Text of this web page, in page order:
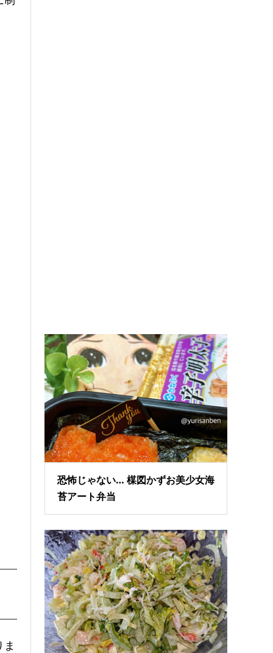
恐怖じゃない… 楳図かずお美少女海
苔アート弁当